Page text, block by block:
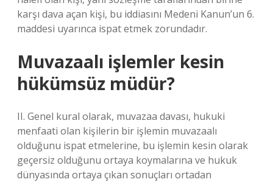
karşı dava açan kişi, bu iddiasını Medeni Kanun’un 6.
maddesi uyarınca ispat etmek zorundadır.
Muvazaalı işlemler kesin
hükümsüz müdür?
II. Genel kural olarak, muvazaa davası, hukuki
menfaati olan kişilerin bir işlemin muvazaalı
olduğunu ispat etmelerine, bu işlemin kesin olarak
geçersiz olduğunu ortaya koymalarına ve hukuk
dünyasında ortaya çıkan sonuçları ortadan